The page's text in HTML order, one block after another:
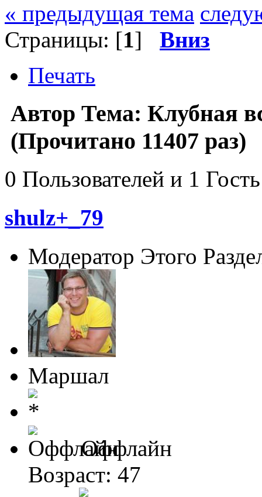
« предыдущая тема
Страницы: [1] Вниз
Печать
Автор Тема: Клубная
(Прочитано 11407 раз)
0 Пользователей и 1
shulz+_79
Модератор Этого
Маршал
Оффлайн
Возраст: 47